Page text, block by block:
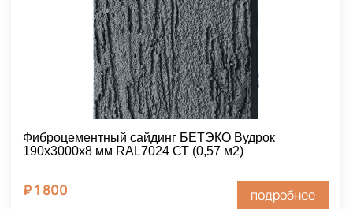
Фиброцементный сайдинг БЕТЭКО Вудрок
190х3000х8 мм RAL7024 СТ (0,57 м2)
₽ 1 800 подробнее